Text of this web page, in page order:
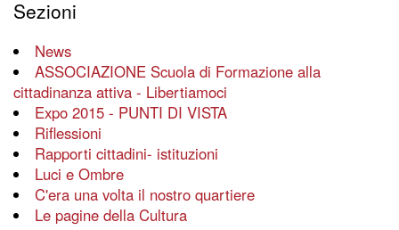
Sezioni
News
ASSOCIAZIONE Scuola di Formazione alla
cittadinanza attiva - Libertiamoci
Expo 2015 - PUNTI DI VISTA
Riflessioni
Rapporti cittadini- istituzioni
Luci e Ombre
C'era una volta il nostro quartiere
Le pagine della Cultura